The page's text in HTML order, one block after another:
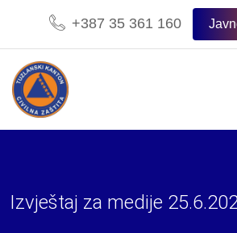
content
+387 35 361 160
Izvještaj za medije